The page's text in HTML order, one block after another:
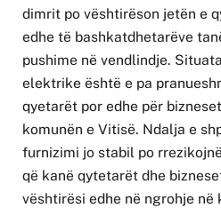
dimrit po vështirëson jetën e
edhe të bashkatdhetarëve
pushime në vendlindje.
elektrike është e pa
qyetarët por edhe për
komunën e Vitisë. Ndalja e
furnizimi jo stabil po
që kanë qytetarët dhe
vështirësi edhe në ngrohje